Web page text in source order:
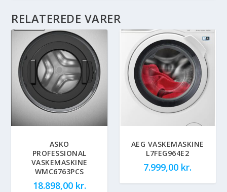
RELATEREDE VARER
ASKO
PROFESSIONAL
VASKEMASKINE
WMC6763PCS
18.898,00 kr.
AEG VASKEMASKINE
L7FEG964E2
7.999,00 kr.